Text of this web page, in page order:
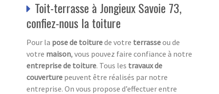
Toit-terrasse à Jongieux Savoie 73,
confiez-nous la toiture
Pour la pose de toiturede votre terrasseou de
votre maison, vous pouvez faire confiance à notre
entreprise de toiture. Tous les travaux de
couverture peuvent être réalisés par notre
entreprise. On vous propose d’effectuer entre